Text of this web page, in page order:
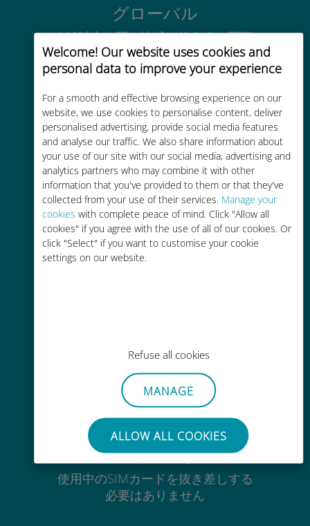
Welcome! Our website uses cookies and
personal data to improve your experience
For a smooth and effective browsing experience on our
website, we use cookies to personalise content, deliver
personalised advertising, provide social media features
and analyse our traffic. We also share information about
your use of our site with our social media, advertising and
analytics partners who may combine it with other
information that you've provided to them or that they've
collected from your use of their services. Manage your
cookies with complete peace of mind. Click "Allow all
cookies" if you agree with the use of all of our cookies. Or
click "Select" if you want to customise your cookie
settings on our website.
Refuse all cookies
MANAGE
ALLOW ALL COOKIES
グローバル
200以上の国と地域で使える、国際
的な高品位のセルラー通信です
コストパフォーマンス
お客様が普段お使いのキャリアでロ
ーミングサービスを使った場合に比
べて最大で90％の節約が可能です。
可能
手間いらず
使用中のSIMカードを抜き差しする
必要はありません